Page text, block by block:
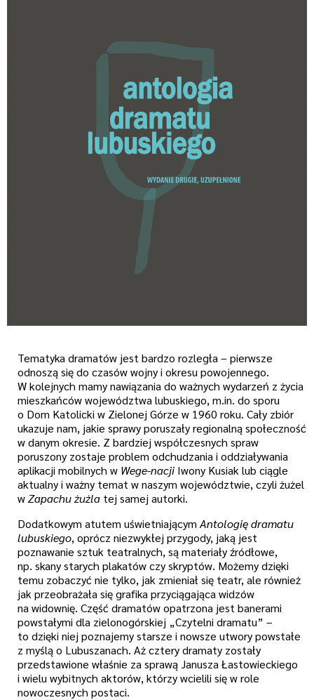
Tematyka dramatów jest bardzo rozległa – pierwsze
odnoszą się do czasów wojny i okresu powojennego.
W kolejnych mamy nawiązania do ważnych wydarzeń z życia
mieszkańców województwa lubuskiego, m.in. do sporu
o Dom Katolicki w Zielonej Górze w 1960 roku. Cały zbiór
ukazuje nam, jakie sprawy poruszały regionalną społeczność
w danym okresie. Z bardziej współczesnych spraw
poruszony zostaje problem odchudzania i oddziaływania
aplikacji mobilnych w Wege-nacji Iwony Kusiak lub ciągle
aktualny i ważny temat w naszym województwie, czyli żużel
wZapachu żużla tej samej autorki.
Dodatkowym atutem uświetniającym Antologię dramatu
lubuskiego, oprócz niezwykłej przygody, jaką jest
poznawanie sztuk teatralnych, są materiały źródłowe,
np. skany starych plakatów czy skryptów. Możemy dzięki
temu zobaczyć nie tylko, jak zmieniał się teatr, ale również
jak przeobrażała się grafika przyciągająca widzów
na widownię. Część dramatów opatrzona jest banerami
powstałymi dla zielonogórskiej „Czytelni dramatu” –
to dzięki niej poznajemy starsze i nowsze utwory powstałe
z myślą o Lubuszanach. Aż cztery dramaty zostały
przedstawione właśnie za sprawą Janusza Łastowieckiego
i wielu wybitnych aktorów, którzy wcielili się w role
nowoczesnych postaci.